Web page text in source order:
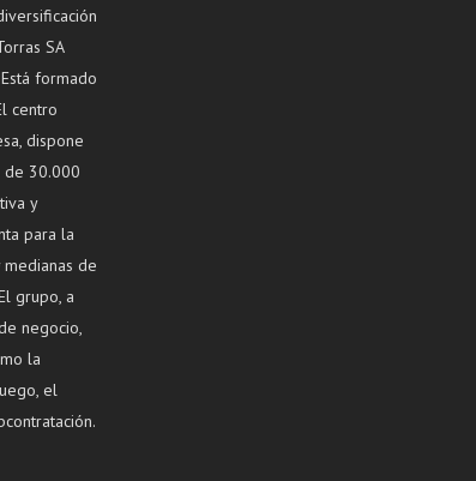
SA
formado
centro
dispone
de 30.000
y
para la
de
grupo, a
negocio,
la
el